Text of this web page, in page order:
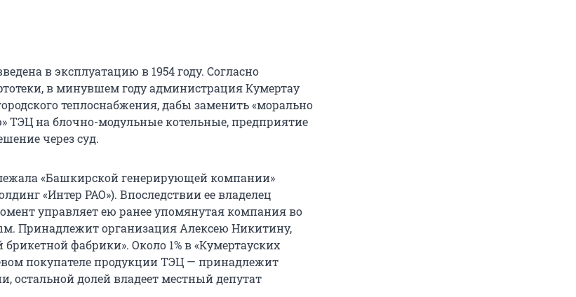
в эксплуатацию в 1954 году. Согласно
в минувшем году администрация Кумертау
теплоснабжения, дабы заменить «морально
ТЭЦ на блочно-модульные котельные, предприятие
через суд.
«Башкирской генерирующей компании»
«Интер РАО»). Впоследствии ее владелец
управляет ею ранее упомянутая компания во
Принадлежит организация Алексею Никитину,
брикетной фабрики». Около 1% в «Кумертауских
покупателе продукции ТЭЦ — принадлежит
остальной долей владеет местный депутат